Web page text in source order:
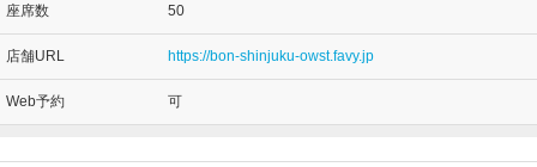
座席数 50
店舗URL https://bon-shinjuku-owst.favy.jp
Web予約 可